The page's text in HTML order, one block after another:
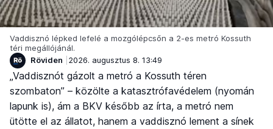
Vaddisznó lépked lefelé a mozgólépcsőn a 2-es metró Kossuth
téri megállójánál.
Röviden
2026. augusztus 8. 13:49
„Vaddisznót gázolt a metró a Kossuth téren
szombaton” – közölte a katasztrófavédelem (nyomán
lapunk is), ám a BKV később az írta, a metró nem
ütötte el az állatot, hanem a vaddisznó lement a sínek